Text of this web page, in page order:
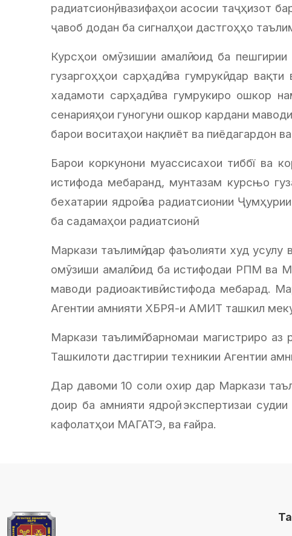
радиатсионӣ, вазифаҳои асосии таҷҳизот
ҷавоб додан ба сигналҳои дастгоҳҳо
Курсҳои омӯзишии амалӣ оид ба пешгирии
гузаргоҳҳои сарҳадӣ ва гумрукӣ дар
хадамоти сарҳадӣ ва гумрукиро ошкор
сенарияҳои гуногуни ошкор кардани
барои воситаҳои нақлиёт ва пиёдагардон
Барои коркунони муассисахои тиббї ва
истифода мебаранд, мунтазам курсњо
бехатарии ядроӣ ва радиатсионии
ба садамаҳои радиатсионӣ.
Маркази таълимӣ дар фаъолияти худ усулу
омӯзиши амалӣ оид ба истифодаи РПМ ва
маводи радиоактивӣ истифода мебарад.
Агентии амнияти ХБРЯ-и АМИТ ташкил
Маркази таълимӣ барномаи магистриро
Ташкилоти дастгирии техникии Агентии
Дар давоми 10 соли охир дар Маркази
доир ба амнияти ядроӣ, экспертизаи
кафолатҳои МАГАТЭ, ва ғайра.